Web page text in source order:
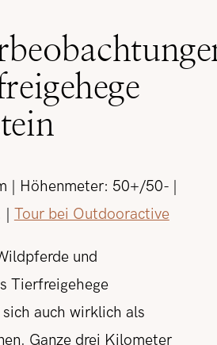
| Höhenmeter: 50+/50- |
Tour bei Outdooractive
und
Tierfreigehege
auch wirklich als
Ganze drei Kilometer